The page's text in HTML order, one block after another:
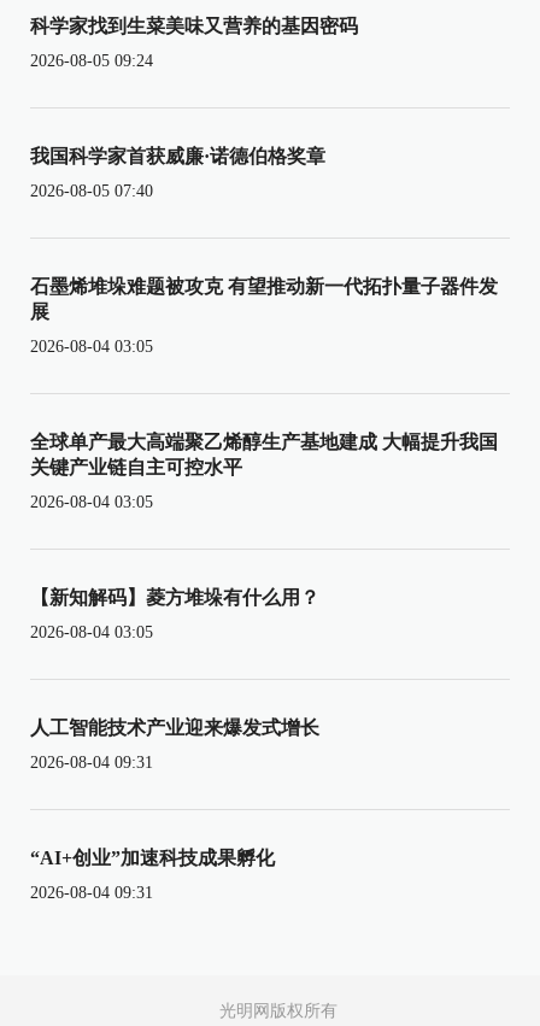
科学家找到生菜美味又营养的基因密码
2026-08-05 09:24
我国科学家首获威廉·诺德伯格奖章
2026-08-05 07:40
石墨烯堆垛难题被攻克 有望推动新一代拓扑量子器件发
展
2026-08-04 03:05
全球单产最大高端聚乙烯醇生产基地建成 大幅提升我国
关键产业链自主可控水平
2026-08-04 03:05
【新知解码】菱方堆垛有什么用？
2026-08-04 03:05
人工智能技术产业迎来爆发式增长
2026-08-04 09:31
“AI+创业”加速科技成果孵化
2026-08-04 09:31
光明网版权所有